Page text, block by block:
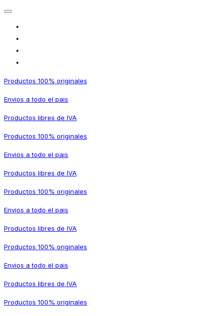
Productos 100% originales
Envios a todo el pais
Productos libres de IVA
Productos 100% originales
Envios a todo el pais
Productos libres de IVA
Productos 100% originales
Envios a todo el pais
Productos libres de IVA
Productos 100% originales
Envios a todo el pais
Productos libres de IVA
Productos 100% originales